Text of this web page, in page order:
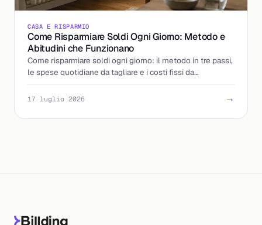
CASA E RISPARMIO
Come Risparmiare Soldi Ogni Giorno: Metodo e
Abitudini che Funzionano
Come risparmiare soldi ogni giorno: il metodo in tre passi,
le spese quotidiane da tagliare e i costi fissi da
rinegoziare, bollette in testa. Inizia oggi.
17 luglio 2026 →